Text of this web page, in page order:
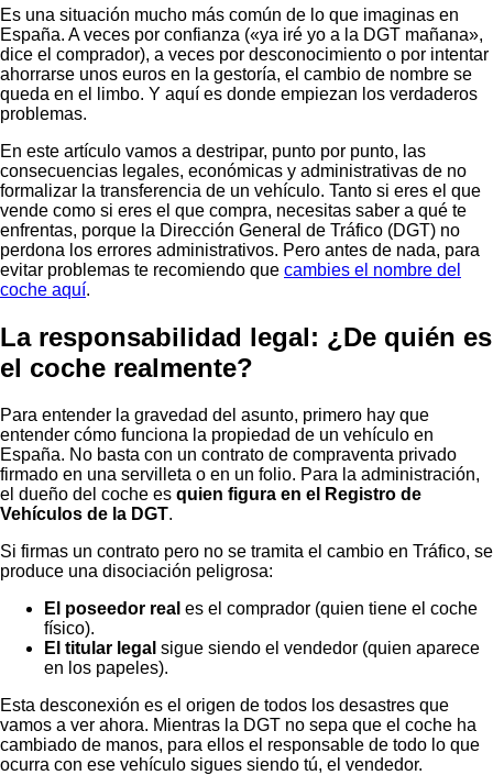
Es una situación mucho más común de lo que imaginas en
España. A veces por confianza («ya iré yo a la DGT mañana»,
dice el comprador), a veces por desconocimiento o por intentar
ahorrarse unos euros en la gestoría, el cambio de nombre se
queda en el limbo. Y aquí es donde empiezan los verdaderos
problemas.
En este artículo vamos a destripar, punto por punto, las
consecuencias legales, económicas y administrativas de no
formalizar la transferencia de un vehículo. Tanto si eres el que
vende como si eres el que compra, necesitas saber a qué te
enfrentas, porque la Dirección General de Tráfico (DGT) no
perdona los errores administrativos. Pero antes de nada, para
evitar problemas te recomiendo que cambies el nombre del
coche aquí.
La responsabilidad legal: ¿De quién es
el coche realmente?
Para entender la gravedad del asunto, primero hay que
entender cómo funciona la propiedad de un vehículo en
España. No basta con un contrato de compraventa privado
firmado en una servilleta o en un folio. Para la administración,
el dueño del coche es quien figura en el Registro de
Vehículos de la DGT.
Si firmas un contrato pero no se tramita el cambio en Tráfico, se
produce una disociación peligrosa:
El poseedor real es el comprador (quien tiene el coche
físico).
El titular legal sigue siendo el vendedor (quien aparece
en los papeles).
Esta desconexión es el origen de todos los desastres que
vamos a ver ahora. Mientras la DGT no sepa que el coche ha
cambiado de manos, para ellos el responsable de todo lo que
ocurra con ese vehículo sigues siendo tú, el vendedor.